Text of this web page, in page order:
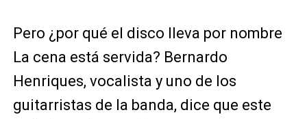
Pero ¿por qué el disco lleva por nombre
La cena está servida? Bernardo
Henriques, vocalista y uno de los
guitarristas de la banda, dice que este